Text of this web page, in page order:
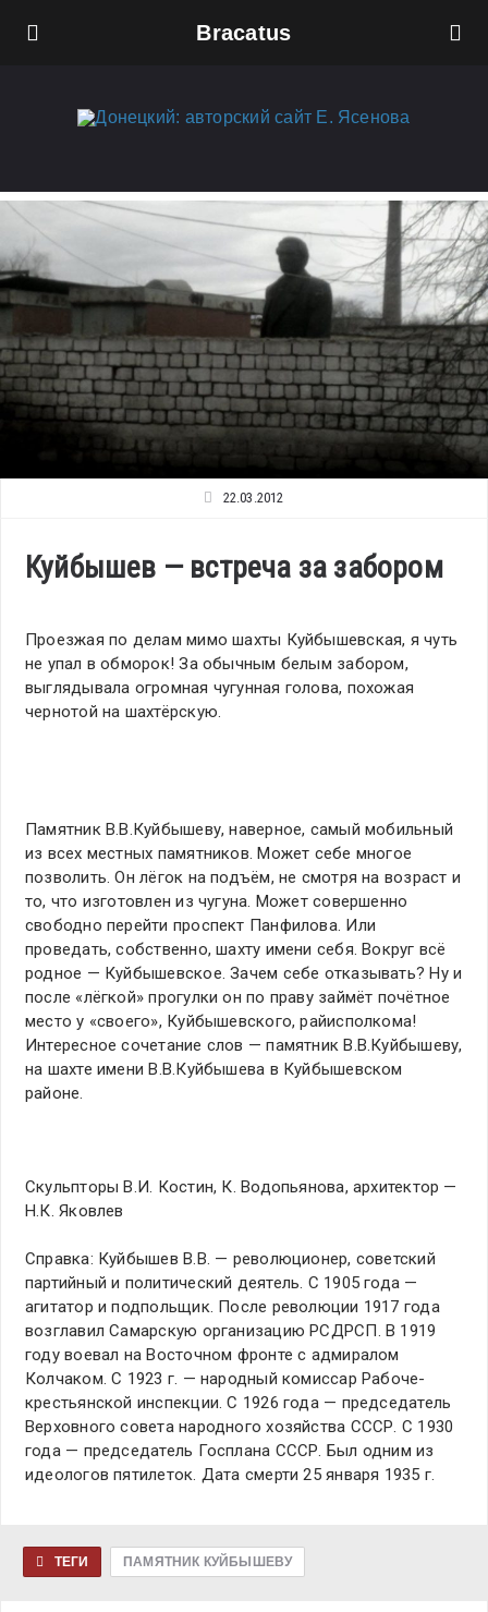
Bracatus
22.03.2012
Куйбышев — встреча за забором
Проезжая по делам мимо шахты Куйбышевская, я чуть
не упал в обморок! За обычным белым забором,
выглядывала огромная чугунная голова, похожая
чернотой на шахтёрскую.
Памятник В.В.Куйбышеву, наверное, самый мобильный
из всех местных памятников. Может себе многое
позволить. Он лёгок на подъём, не смотря на возраст и
то, что изготовлен из чугуна. Может совершенно
свободно перейти проспект Панфилова. Или
проведать, собственно, шахту имени себя. Вокруг всё
родное — Куйбышевское. Зачем себе отказывать? Ну и
после «лёгкой» прогулки он по праву займёт почётное
место у «своего», Куйбышевского, райисполкома!
Интересное сочетание слов — памятник В.В.Куйбышеву,
на шахте имени В.В.Куйбышева в Куйбышевском
районе.
Скульпторы В.И. Костин, К. Водопьянова, архитектор —
Н.К. Яковлев
Справка: Куйбышев В.В. — революционер, советский
партийный и политический деятель. С 1905 года —
агитатор и подпольщик. После революции 1917 года
возглавил Самарскую организацию РСДРСП. В 1919
году воевал на Восточном фронте с адмиралом
Колчаком. С 1923 г. — народный комиссар Рабоче-
крестьянской инспекции. С 1926 года — председатель
Верховного совета народного хозяйства СССР. С 1930
года — председатель Госплана СССР. Был одним из
идеологов пятилеток. Дата смерти 25 января 1935 г.
ТЕГИ ПАМЯТНИК КУЙБЫШЕВУ